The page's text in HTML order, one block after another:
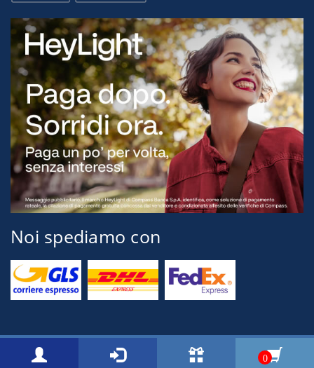
Noi spediamo con
© 2026 Tognini Pesca Via Montegrappa, 71 54037 Marina di Massa
0